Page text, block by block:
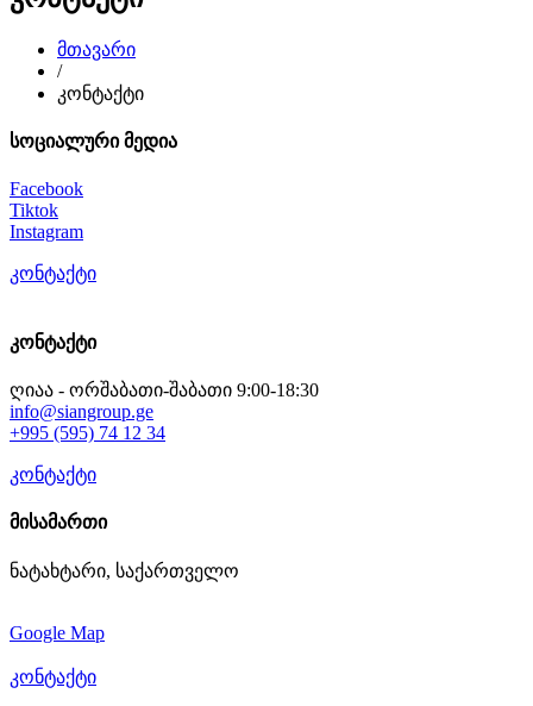
მთავარი
/
კონტაქტი
სოციალური მედია
Facebook
Tiktok
Instagram
კონტაქტი
კონტაქტი
ღიაა - ორშაბათი-შაბათი 9:00-18:30
info@siangroup.ge
+995 (595) 74 12 34
კონტაქტი
მისამართი
ნატახტარი, საქართველო
Google Map
კონტაქტი